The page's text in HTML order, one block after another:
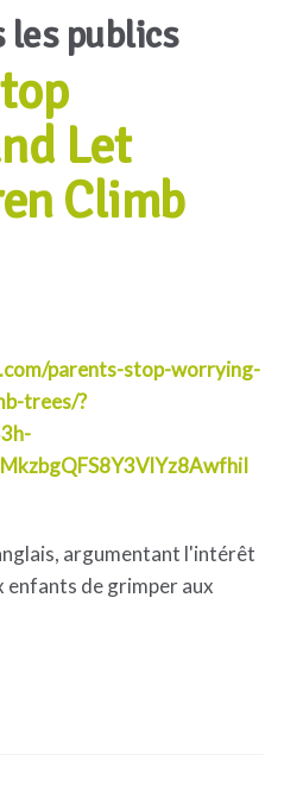
les publics
Let
Climb
parents-stop-worrying-
trees/?
argumentant l'intérêt
enfants de grimper aux